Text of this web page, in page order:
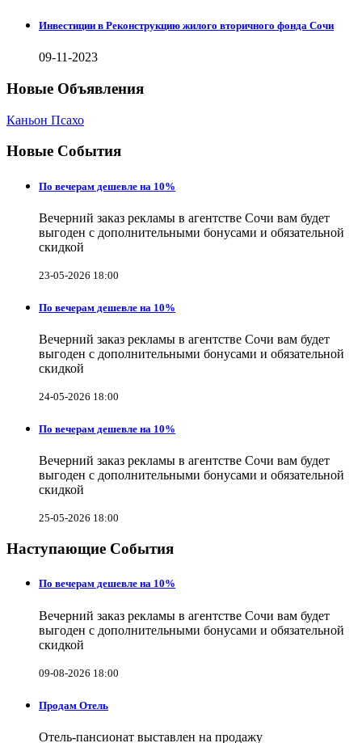
Инвестиции в Реконструкцию жилого вторичного фонда Сочи
09-11-2023
Новые Объявления
Каньон Псахо
Новые События
По вечерам дешевле на 10%
Вечерний заказ рекламы в агентстве Сочи вам будет
выгоден с дополнительными бонусами и обязательной
скидкой
23-05-2026 18:00
По вечерам дешевле на 10%
Вечерний заказ рекламы в агентстве Сочи вам будет
выгоден с дополнительными бонусами и обязательной
скидкой
24-05-2026 18:00
По вечерам дешевле на 10%
Вечерний заказ рекламы в агентстве Сочи вам будет
выгоден с дополнительными бонусами и обязательной
скидкой
25-05-2026 18:00
Наступающие События
По вечерам дешевле на 10%
Вечерний заказ рекламы в агентстве Сочи вам будет
выгоден с дополнительными бонусами и обязательной
скидкой
09-08-2026 18:00
Продам Отель
Отель-пансионат выставлен на продажу